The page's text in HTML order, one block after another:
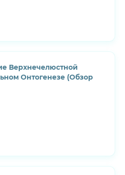
Верхнечелюстной
Онтогенезе (Обзор